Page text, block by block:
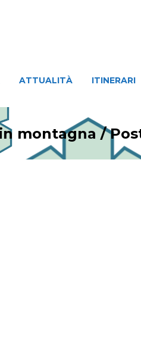
ATTUALITÀ ITINERARI
montagna /